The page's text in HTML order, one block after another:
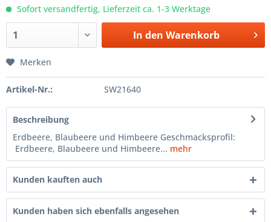
Sofort versandfertig, Lieferzeit ca. 1-3 Werktage
In den Warenkorb
Merken
Artikel-Nr.: SW21640
Beschreibung
Erdbeere, Blaubeere und Himbeere Geschmacksprofil:
Erdbeere, Blaubeere und Himbeere... mehr
Kunden kauften auch
Kunden haben sich ebenfalls angesehen